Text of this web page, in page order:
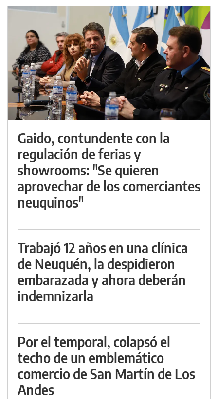
Gaido, contundente con la
regulación de ferias y
showrooms: "Se quieren
aprovechar de los comerciantes
neuquinos"
Trabajó 12 años en una clínica
de Neuquén, la despidieron
embarazada y ahora deberán
indemnizarla
Por el temporal, colapsó el
techo de un emblemático
comercio de San Martín de Los
Andes